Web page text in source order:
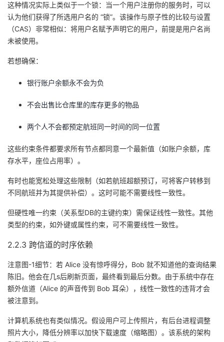
的
博
客
我
的
论
我
的
我
动
关
注
学
堂
证
实
验
的
收
藏
持
我
的
持
我
建
议
这种情况实际上类似于一个锁：当一个用户注册你的服务时，可以
认为他们获得了所选用户名的 “锁”。该操作与原子性的比较与设置
（CAS）非常相似：将用户名赋予声明它的用户，前提是用户名尚
未被使用。
若想确保：
银行账户余额永不会为负
不会出售比仓库里的库存更多的物品
两个人不会都预定航班同一时间的同一位置
这些约束条件都要求所有节点都同意一个最新值（如账户余额，库
存水平，座位占用率）。
有时也能宽松处理这些限制（如若航班超额预订，可将客户转移到
不同航班并为其提供补偿）。这时可能不需要线性一致性。
但硬性唯一约束（关系型DB的主键约束）需保证线性一致性。其他
类型的约束，如外键或属性约束，可不需要线性一致性。
2.2.3 跨信道的时序依赖
注意图-1细节：若 Alice 没有惊呼得分，Bob 就不知道他的查询结果
陈旧。他会在几s后刷新页面，最终看到最后分数。由于系统中存在
额外信道（Alice 的声音传到 Bob 耳朵），线性一致性的违背才会
被注意到。
计算机系统也有类似情况。假设用户可上传照片，有后台进程调整
照片大小，降低分辨率以加快下载速度（缩略图）。该系统的架构